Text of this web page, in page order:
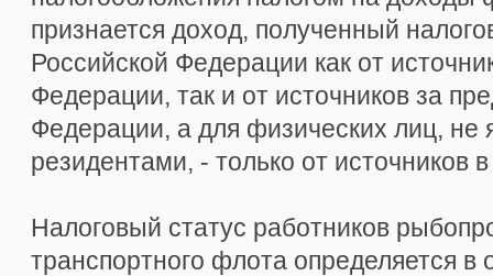
признается доход, полученный
Российской Федерации как от
Федерации, так и от источников за
Федерации, а для физических лиц,
резидентами, - только от источников
Налоговый статус работников
транспортного флота определяется в